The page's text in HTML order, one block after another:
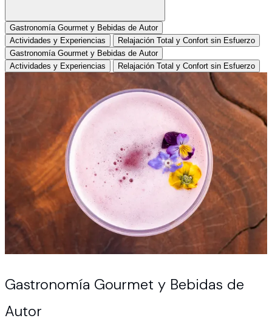
Gastronomía Gourmet y Bebidas de Autor
Actividades y Experiencias
Relajación Total y Confort sin Esfuerzo
Gastronomía Gourmet y Bebidas de Autor
Actividades y Experiencias
Relajación Total y Confort sin Esfuerzo
Gastronomía Gourmet y Bebidas de
Autor